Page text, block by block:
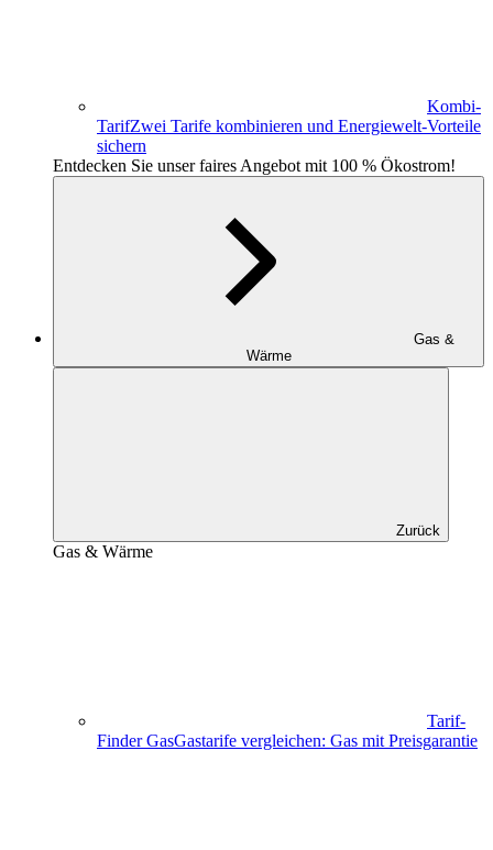
Kombi-
TarifZwei Tarife kombinieren und Energiewelt-Vorteile
sichern
Entdecken Sie unser faires Angebot mit 100 % Ökostrom!
Gas &
Wärme
Zurück
Gas & Wärme
Tarif-
Finder GasGastarife vergleichen: Gas mit Preisgarantie